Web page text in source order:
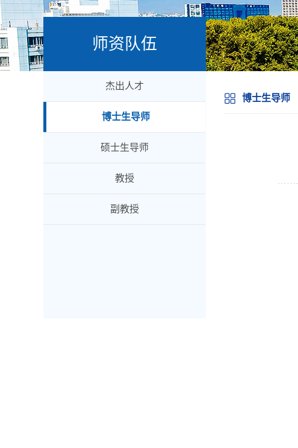
师资队伍
杰出人才
博士生导师
硕士生导师
教授
副教授
博士生导师